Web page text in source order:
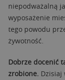
niepodważalną
wyposażenie
tego powodu
żywotność.
Dobrze docenić
zrobione. Dzisiaj